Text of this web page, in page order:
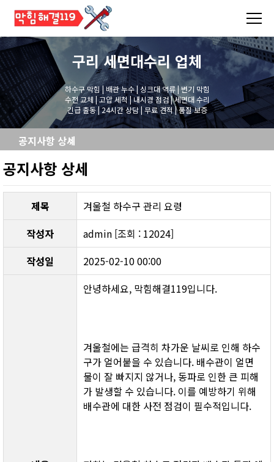
구리 세면대수리업체
하수구 막힘 | 배관 누수 | 싱크대 역류 | 변기 막힘
수전 교체 | 고압 세척 | 내시경 점검 | 세면대 수리
긴급 출동 | 24시간 상담 | 무료 견적 | 품질 보증
공지사항 상세
공지사항 상세
제목
겨울철 하수구 관리 요령
작성자
admin [조회 : 12024]
작성일
2025-02-10 00:00
안녕하세요, 막힘해결119입니다.
겨울철에는 급격히 차가운 날씨로 인해 하수
구가 얼어붙을 수 있습니다. 배수관이 얼면
물이 잘 빠지지 않거나, 동파로 인한 큰 피해
가 발생할 수 있습니다. 이를 예방하기 위해
배수관에 대한 사전 점검이 필수적입니다.